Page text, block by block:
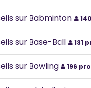
sur Babminton
sur Base-Ball 131
sur Bowling 196